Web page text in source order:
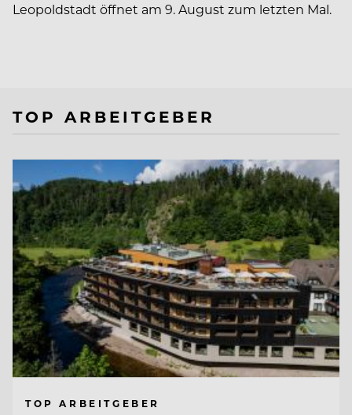
Leopoldstadt öffnet am 9. August zum letzten Mal.
TOP ARBEITGEBER
TOP ARBEITGEBER